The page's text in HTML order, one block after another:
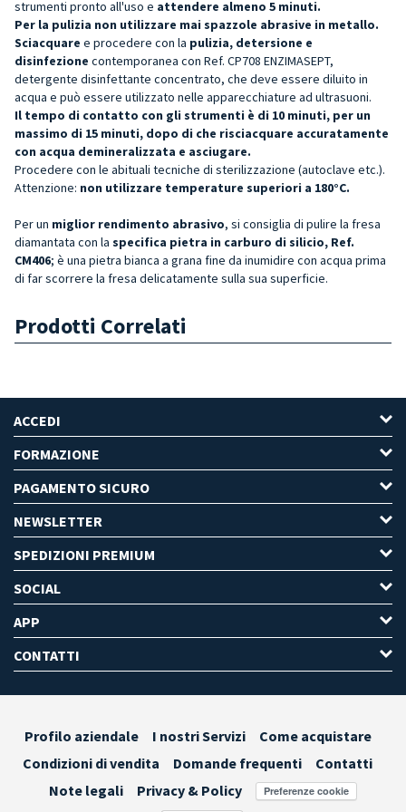
strumenti pronto all'uso e attendere almeno 5 minuti.
Per la pulizia non utilizzare mai spazzole abrasive in metallo.
Sciacquare e procedere con la pulizia, detersione e
disinfezione contemporanea con Ref. CP708 ENZIMASEPT,
detergente disinfettante concentrato, che deve essere diluito in
acqua e può essere utilizzato nelle apparecchiature ad ultrasuoni.
Il tempo di contatto con gli strumenti è di 10 minuti, per un
massimo di 15 minuti, dopo di che risciacquare accuratamente
con acqua demineralizzata e asciugare.
Procedere con le abituali tecniche di sterilizzazione (autoclave etc.).
Attenzione: non utilizzare temperature superiori a 180°C.
Per un miglior rendimento abrasivo, si consiglia di pulire la fresa
diamantata con la specifica pietra in carburo di silicio, Ref.
CM406; è una pietra bianca a grana fine da inumidire con acqua prima
di far scorrere la fresa delicatamente sulla sua superficie.
Prodotti Correlati
ACCEDI
FORMAZIONE
PAGAMENTO SICURO
NEWSLETTER
SPEDIZIONI PREMIUM
SOCIAL
APP
CONTATTI
Profilo aziendale I nostri Servizi
Come acquistare
Condizioni di vendita
Domande frequenti
Contatti
Note legali
Privacy & Policy Preferenze cookie